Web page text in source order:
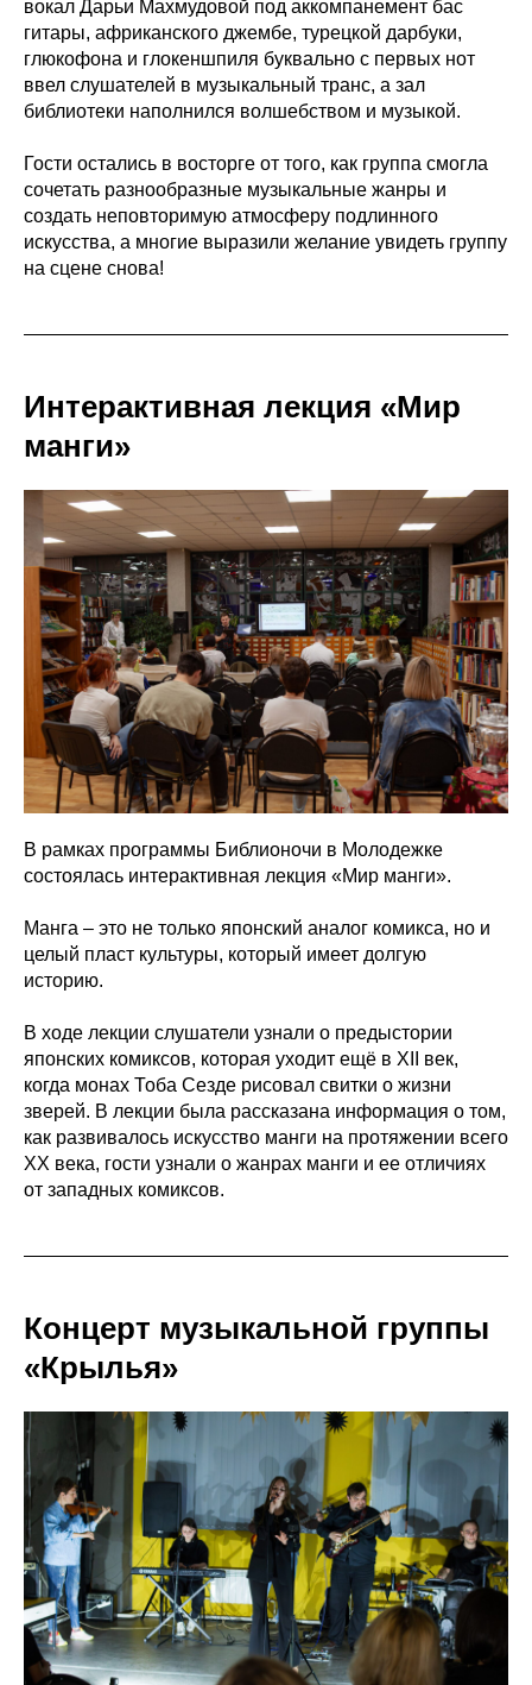
вокал Дарьи Махмудовой под аккомпанемент бас
гитары, африканского джембе, турецкой дарбуки,
глюкофона и глокеншпиля буквально с первых нот
ввел слушателей в музыкальный транс, а зал
библиотеки наполнился волшебством и музыкой.
Гости остались в восторге от того, как группа смогла
сочетать разнообразные музыкальные жанры и
создать неповторимую атмосферу подлинного
искусства, а многие выразили желание увидеть группу
на сцене снова!
Интерактивная лекция «Мир
манги»
В рамках программы Библионочи в Молодежке
состоялась интерактивная лекция «Мир манги».
Манга – это не только японский аналог комикса, но и
целый пласт культуры, который имеет долгую
историю.
В ходе лекции слушатели узнали о предыстории
японских комиксов, которая уходит ещё в XII век,
когда монах Тоба Сезде рисовал свитки о жизни
зверей. В лекции была рассказана информация о том,
как развивалось искусство манги на протяжении всего
ХХ века, гости узнали о жанрах манги и ее отличиях
от западных комиксов.
Концерт музыкальной группы
«Крылья»